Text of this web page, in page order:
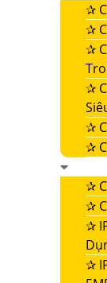
✰
✰
✰
✰
✰
✰
✰
✰
✰
✰